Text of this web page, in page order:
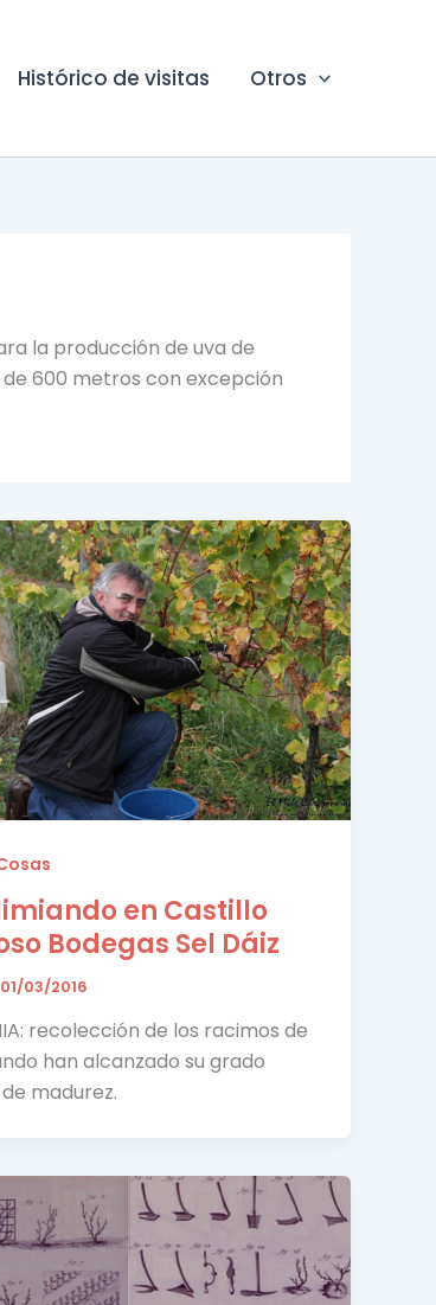
Histórico de visitas Otros
la producción de uva de
600 metros con excepción
en Castillo
Bodegas Sel Dáiz
01/03/2016
recolección de los racimos de
han alcanzado su grado
madurez.